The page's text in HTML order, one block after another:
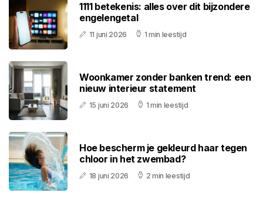
1111 betekenis: alles over dit bijzondere
engelengetal
11 juni 2026 1 min leestijd
Woonkamer zonder banken trend: een
nieuw interieur statement
15 juni 2026 1 min leestijd
Hoe bescherm je gekleurd haar tegen
chloor in het zwembad?
18 juni 2026 2 min leestijd